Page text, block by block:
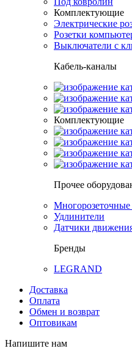
Комплектующие
Электрические
Розетки
Выключатели с
Кабель-каналы
Комплектующие
Прочее
Многорозеточные
Удлинители
Датчики
Бренды
LEGRAND
Доставка
Оплата
Обмен и возврат
Оптовикам
Напишите нам